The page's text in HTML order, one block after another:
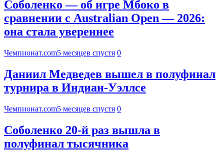
Соболенко — об игре Мбоко в
сравнении с Australian Open — 2026:
она стала увереннее
Чемпионат.com5 месяцев спустя 0
Даниил Медведев вышел в полуфинал
турнира в Индиан-Уэллсе
Чемпионат.com5 месяцев спустя 0
Соболенко 20-й раз вышла в
полуфинал тысячника